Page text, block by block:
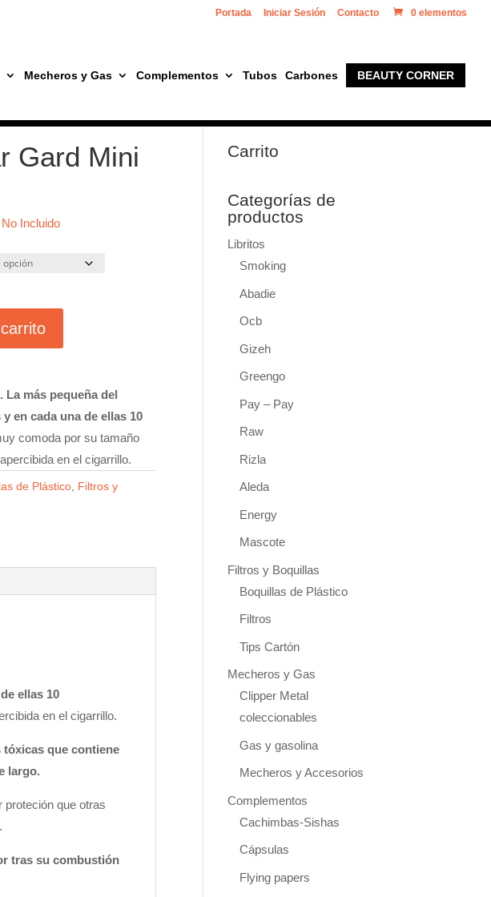
Portada Iniciar Sesión Contacto 0 elementos
Mecheros y Gas Complementos Tubos Carbones BEAUTY CORNER
Gard Mini
No Incluido
más pequeña del
en cada una de ellas 10
comoda por su tamaño
en el cigarrillo.
de Plástico Filtros y
ellas 10
en el cigarrillo.
tóxicas que contiene
largo.
proteción que otras
tras su combustión
Carrito
Categorías de
productos
Libritos
Smoking
Abadie
Ocb
Gizeh
Greengo
Pay – Pay
Raw
Rizla
Aleda
Energy
Mascote
Filtros y Boquillas
Boquillas de Plástico
Filtros
Tips Cartón
Mecheros y Gas
Clipper Metal
coleccionables
Gas y gasolina
Mecheros y Accesorios
Complementos
Cachimbas-Sishas
Cápsulas
Flying papers